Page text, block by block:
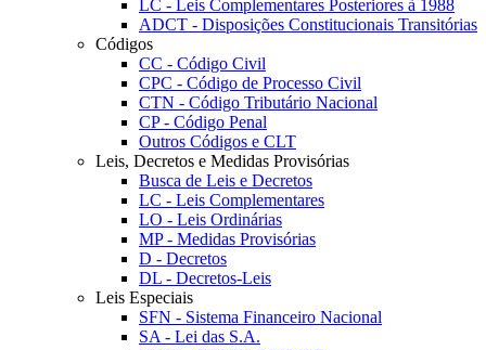
LC - Leis Complementares Posteriores à 1988
ADCT - Disposições Constitucionais Transitórias
Códigos
CC - Código Civil
CPC - Código de Processo Civil
CTN - Código Tributário Nacional
CP - Código Penal
Outros Códigos e CLT
Leis, Decretos e Medidas Provisórias
Busca de Leis e Decretos
LC - Leis Complementares
LO - Leis Ordinárias
MP - Medidas Provisórias
D - Decretos
DL - Decretos-Leis
Leis Especiais
SFN - Sistema Financeiro Nacional
SA - Lei das S.A.